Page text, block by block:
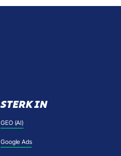
STERK IN
GEO (AI)
Google Ads